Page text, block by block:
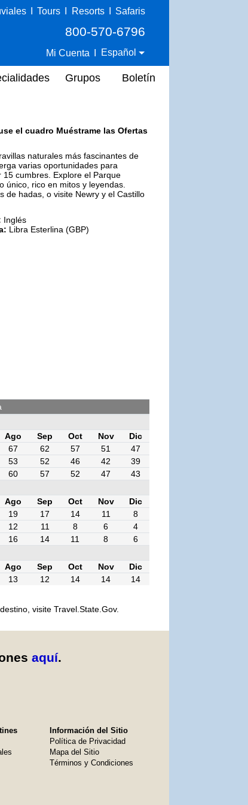
Tours Resorts Safaris
800-570-6796
Mi Cuenta Español
Grupos Boletín
el cuadro Muéstrame las Ofertas
naturales más fascinantes de
varias oportunidades para
cumbres. Explore el Parque
único, rico en mitos y leyendas.
de hadas, o visite Newry y el Castillo
Inglés
Libra Esterlina (GBP)
Ago Sep Oct Nov
Dic
67 62 57 51
47
53 52 46 42
39
60 57 52 47
43
Ago Sep Oct Nov
Dic
19 17 14 11
8
12 11 8 6
4
16 14 11 8
6
Ago Sep Oct Nov
Dic
13 12 14 14 14
visite Travel.State.Gov.
aquí.
Información del Sitio
Política de Privacidad
Mapa del Sitio
Términos y Condiciones